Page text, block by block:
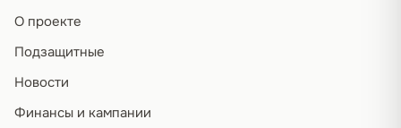
О проекте
Подзащитные
Новости
Финансы и кампании